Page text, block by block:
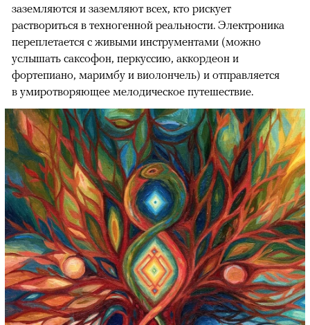
заземляются и заземляют всех, кто рискует
раствориться в техногенной реальности. Электроника
переплетается с живыми инструментами (можно
услышать саксофон, перкуссию, аккордеон и
фортепиано, маримбу и виолончель) и отправляется
в умиротворяющее мелодическое путешествие.